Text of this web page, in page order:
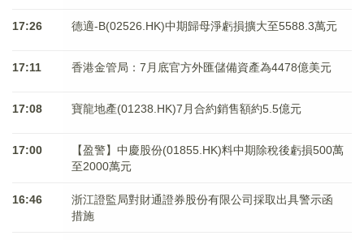
17:26 德適-B(02526.HK)中期歸母淨虧損擴大至5588.3萬元
17:11 香港金管局：7月底官方外匯儲備資產為4478億美元
17:08 寶龍地產(01238.HK)7月合約銷售額約5.5億元
17:00
【盈警】中慶股份(01855.HK)料中期除稅後虧損500萬
至2000萬元
16:46
浙江證監局對財通證券股份有限公司採取出具警示函
措施